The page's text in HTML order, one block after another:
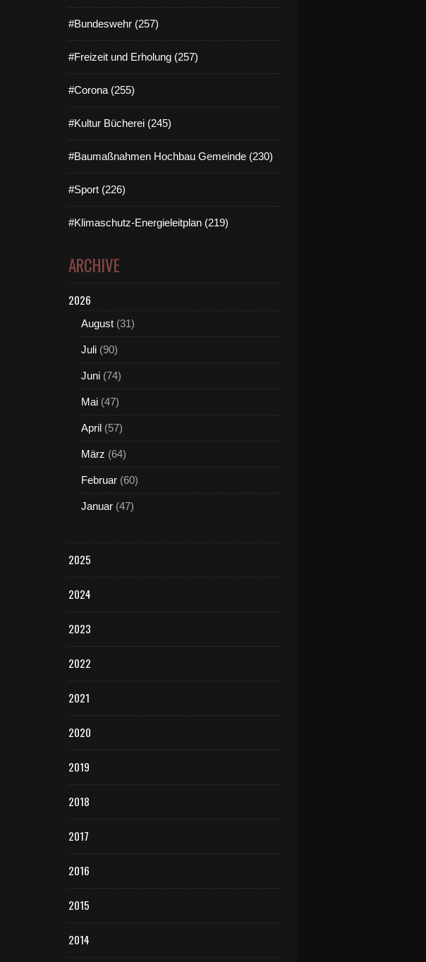
#Bundeswehr (257)
#Freizeit und Erholung (257)
#Corona (255)
#Kultur Bücherei (245)
#Baumaßnahmen Hochbau Gemeinde (230)
#Sport (226)
#Klimaschutz-Energieleitplan (219)
ARCHIVE
2026
August (31)
Juli (90)
Juni (74)
Mai (47)
April (57)
März (64)
Februar (60)
Januar (47)
2025
2024
2023
2022
2021
2020
2019
2018
2017
2016
2015
2014